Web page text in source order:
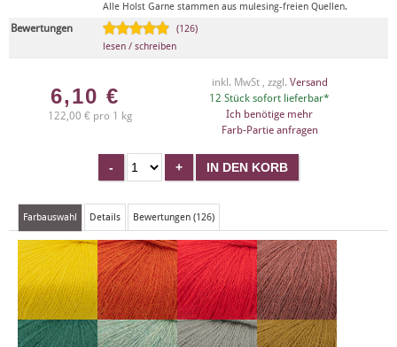
Alle Holst Garne stammen aus mulesing-freien Quellen.
Bewertungen
(126)
lesen / schreiben
6,10 €
122,00 € pro 1 kg
inkl. MwSt , zzgl. Versand
12 Stück sofort lieferbar*
Ich benötige mehr
Farb-Partie anfragen
Farbauswahl Details Bewertungen (126)